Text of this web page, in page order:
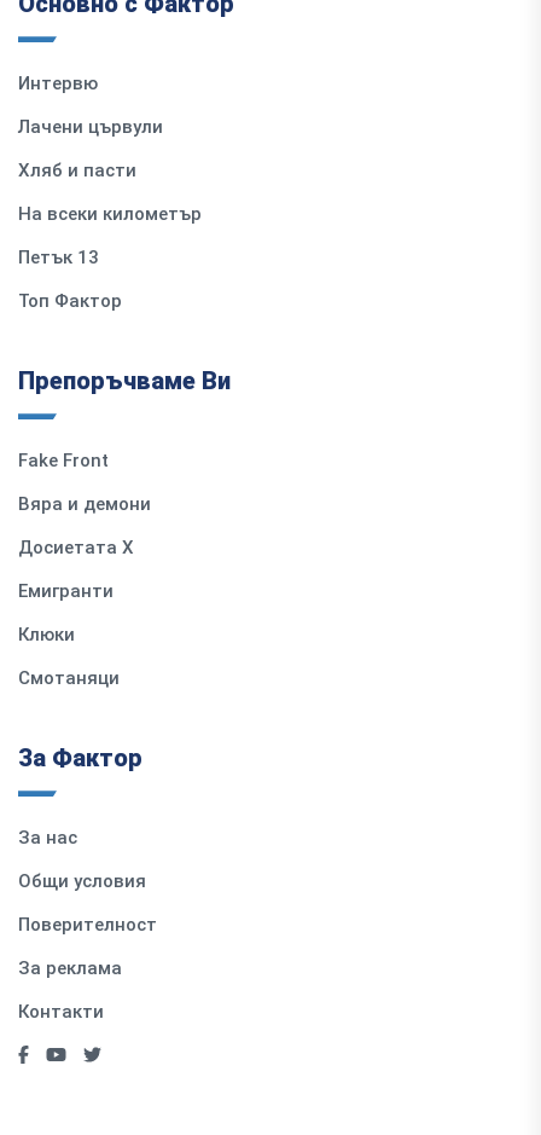
Интервю
Лачени цървули
Хляб и пасти
На всеки километър
Петък 13
Топ Фактор
Препоръчваме Ви
Fake Front
Вяра и демони
Досиетата Х
Емигранти
Клюки
Смотаняци
За Фактор
За нас
Общи условия
Поверителност
За реклама
Контакти